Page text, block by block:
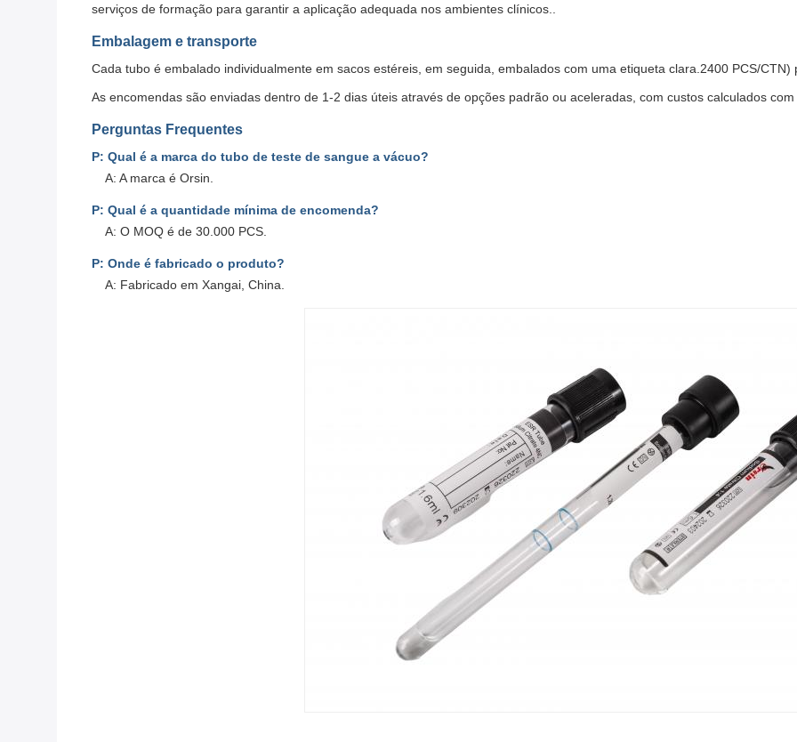
serviços de formação para garantir a aplicação adequada nos ambientes clínicos..
Embalagem e transporte
Cada tubo é embalado individualmente em sacos estéreis, em seguida, embalados com uma etiqueta clara.2400 PCS/
As encomendas são enviadas dentro de 1-2 dias úteis através de opções padrão ou aceleradas, com custos calculados
Perguntas Frequentes
P: Qual é a marca do tubo de teste de sangue a vácuo?
A: A marca é Orsin.
P: Qual é a quantidade mínima de encomenda?
A: O MOQ é de 30.000 PCS.
P: Onde é fabricado o produto?
A: Fabricado em Xangai, China.